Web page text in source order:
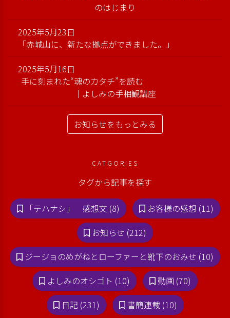
のはじまり
2025年5月23日
「赤城山に、新たな拠点ができました。」
2025年5月16日
手に刻まれた“魂のカタチ”を読む
｜よしみの手相観講座
お知らせをもっとみる
CATGORIES
タグから記事を探す
「テハナシ」 感想文 (8)
お客様の感想 (11)
お知らせ (212)
ジージョのめがねとローファーと靴下のおみせ (10)
よしみのオシゴト (10)
動画 (70)
日記 (231)
書簡連載 (10)